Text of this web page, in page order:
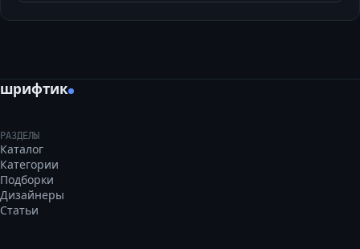
шрифтик
РАЗДЕЛЫ
Каталог
Категории
Подборки
Дизайнеры
Статьи